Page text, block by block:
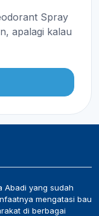
Spray
apalagi kalau
Abadi yang sudah
mengatasi bau
di berbagai